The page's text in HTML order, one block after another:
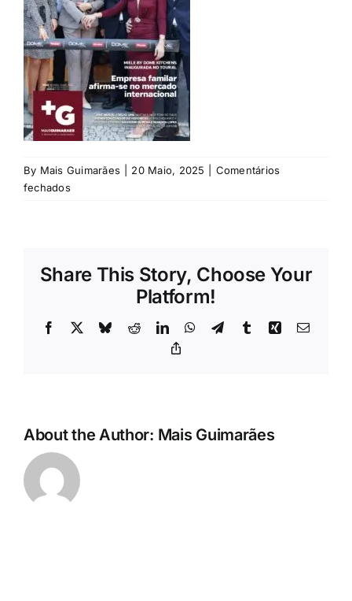
Rubricas
Jornal
Revista
For:
By Mais Guimarães 20 Maio, 2025
Comentários
fechadosem
Share This Story, Choose Your
Platform!
Facebook BlueskyRedditLinkedInWhatsApp
TelegramTumblrXing Email
About the Author: Mais Guimarães